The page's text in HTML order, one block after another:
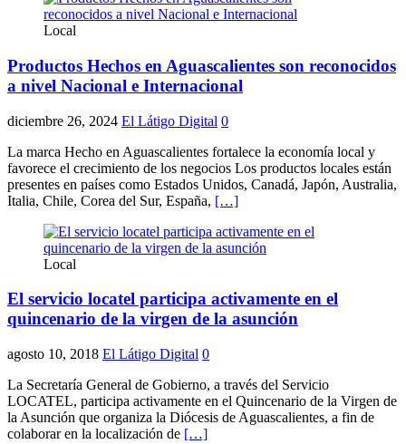
Local
Productos Hechos en Aguascalientes son reconocidos
a nivel Nacional e Internacional
diciembre 26, 2024 El Látigo Digital 0
La marca Hecho en Aguascalientes fortalece la economía local y
favorece el crecimiento de los negocios Los productos locales están
presentes en países como Estados Unidos, Canadá, Japón, Australia,
Italia, Chile, Corea del Sur, España, […]
Local
El servicio locatel participa activamente en el
quincenario de la virgen de la asunción
agosto 10, 2018 El Látigo Digital 0
La Secretaría General de Gobierno, a través del Servicio
LOCATEL, participa activamente en el Quincenario de la Virgen de
la Asunción que organiza la Diócesis de Aguascalientes, a fin de
colaborar en la localización de […]